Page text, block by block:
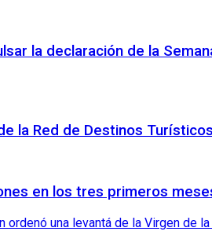
la declaración de la
la Red de Destinos
en los tres primeros